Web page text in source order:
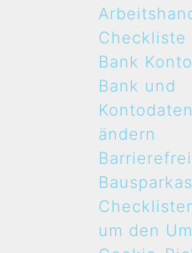
Checkliste
Bank Konto
Bank und
Kontodaten
ändern
um den